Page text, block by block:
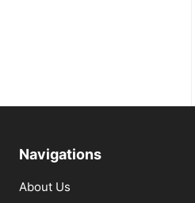
Navigations
About Us